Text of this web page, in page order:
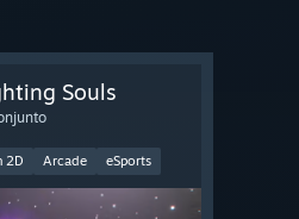
Souls
2D Arcade eSports